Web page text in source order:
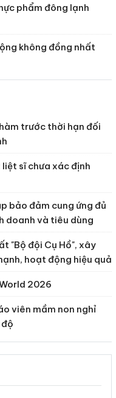
phẩm đông lạnh
không đồng nhất
trước thời hạn đối
liệt sĩ chưa xác định
bảo đảm cung ứng đủ
doanh và tiêu dùng
"Bộ đội Cụ Hồ", xây
hoạt động hiệu quả
2026
viên mầm non nghỉ